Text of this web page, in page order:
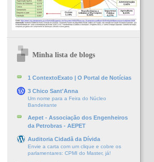
Minha lista de blogs
1 ContextoExato | O Portal de Notícias
3 Chico Sant'Anna
Um nome para a Feira do Núcleo
Bandeirante
Aepet - Associação dos Engenheiros
da Petrobras - AEPET
Auditoria Cidadã da Dívida
Envie a carta com um clique e cobre os
parlamentares: CPMI do Master, já!